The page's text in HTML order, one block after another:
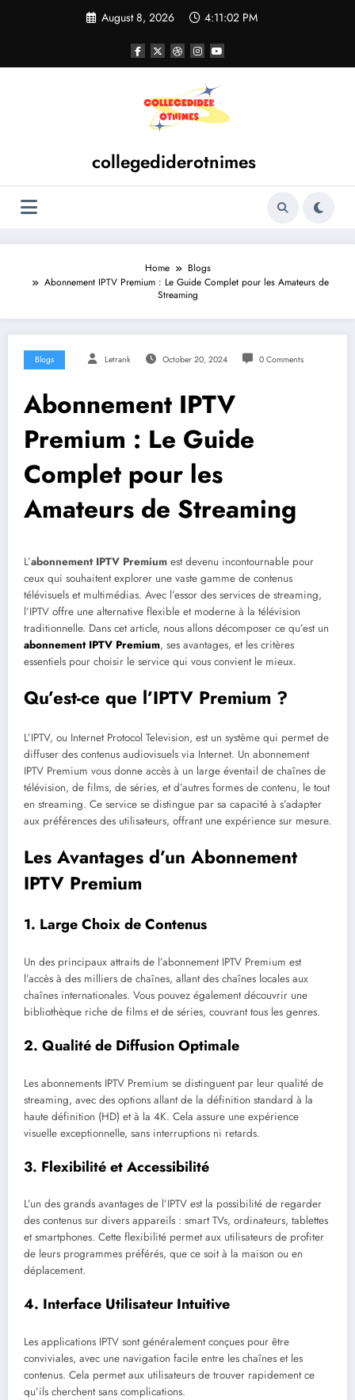
August 8, 2026 4:11:02 PM
collegediderotnimes
Home
Blogs
Abonnement IPTV Premium : Le Guide Complet pour les Amateurs de
Streaming
Blogs Letrank October 20, 2024 0 Comments
Abonnement IPTV
Premium : Le Guide
Complet pour les
Amateurs de Streaming
L’abonnement IPTV Premium est devenu incontournable pour
ceux qui souhaitent explorer une vaste gamme de contenus
télévisuels et multimédias. Avec l’essor des services de streaming,
l’IPTV offre une alternative flexible et moderne à la télévision
traditionnelle. Dans cet article, nous allons décomposer ce qu’est un
abonnement IPTV Premium, ses avantages, et les critères
essentiels pour choisir le service qui vous convient le mieux.
Qu’est-ce que l’IPTV Premium ?
L’IPTV, ou Internet Protocol Television, est un système qui permet de
diffuser des contenus audiovisuels via Internet. Un abonnement
IPTV Premium vous donne accès à un large éventail de chaînes de
télévision, de films, de séries, et d’autres formes de contenu, le tout
en streaming. Ce service se distingue par sa capacité à s’adapter
aux préférences des utilisateurs, offrant une expérience sur mesure.
Les Avantages d’un Abonnement
IPTV Premium
1. Large Choix de Contenus
Un des principaux attraits de l’abonnement IPTV Premium est
l’accès à des milliers de chaînes, allant des chaînes locales aux
chaînes internationales. Vous pouvez également découvrir une
bibliothèque riche de films et de séries, couvrant tous les genres.
2. Qualité de Diffusion Optimale
Les abonnements IPTV Premium se distinguent par leur qualité de
streaming, avec des options allant de la définition standard à la
haute définition (HD) et à la 4K. Cela assure une expérience
visuelle exceptionnelle, sans interruptions ni retards.
3. Flexibilité et Accessibilité
L’un des grands avantages de l’IPTV est la possibilité de regarder
des contenus sur divers appareils : smart TVs, ordinateurs, tablettes
et smartphones. Cette flexibilité permet aux utilisateurs de profiter
de leurs programmes préférés, que ce soit à la maison ou en
déplacement.
4. Interface Utilisateur Intuitive
Les applications IPTV sont généralement conçues pour être
conviviales, avec une navigation facile entre les chaînes et les
contenus. Cela permet aux utilisateurs de trouver rapidement ce
qu’ils cherchent sans complications.